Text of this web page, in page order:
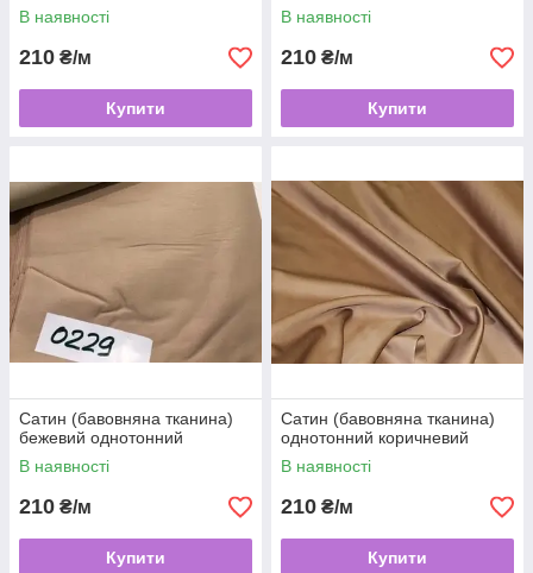
В наявності
210 ₴/м
Купити
В наявності
210 ₴/м
Купити
Сатин (бавовняна тканина)
бежевий однотонний
В наявності
210 ₴/м
Купити
Сатин (бавовняна тканина)
однотонний коричневий
В наявності
210 ₴/м
Купити